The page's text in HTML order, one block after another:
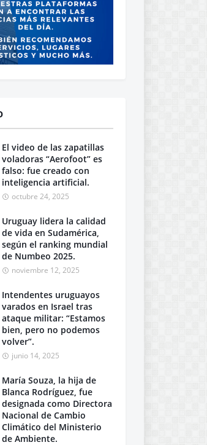
El video de las zapatillas
voladoras “Aerofoot” es
falso: fue creado con
inteligencia artificial.
octubre 24, 2025
Uruguay lidera la calidad
de vida en Sudamérica,
según el ranking mundial
de Numbeo 2025.
noviembre 12, 2025
Intendentes uruguayos
varados en Israel tras
ataque militar: “Estamos
bien, pero no podemos
volver”.
junio 14, 2025
María Souza, la hija de
Blanca Rodríguez, fue
designada como Directora
Nacional de Cambio
Climático del Ministerio
de Ambiente.